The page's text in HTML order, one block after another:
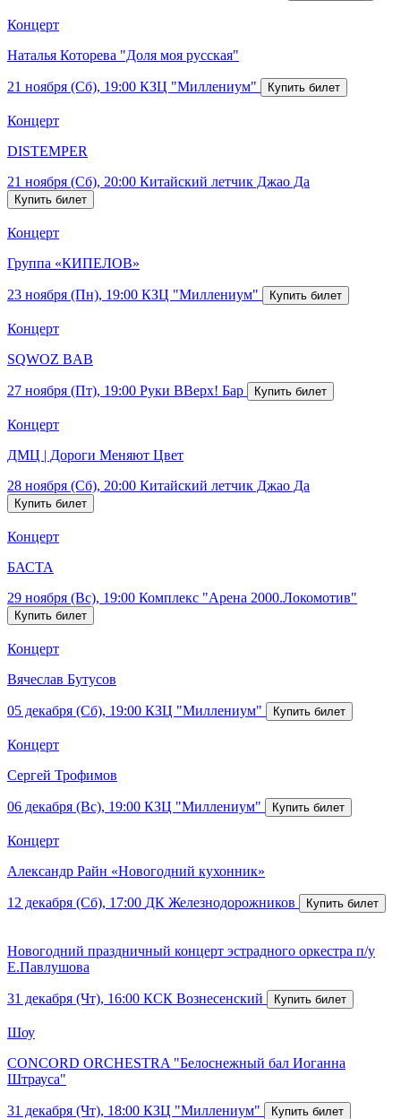
Концерт
Наталья Которева "Доля моя русская"
21 ноября (Сб), 19:00 КЗЦ "Миллениум"
Концерт
DISTEMPER
21 ноября (Сб), 20:00 Китайский летчик Джао Да
Концерт
Группа «КИПЕЛОВ»
23 ноября (Пн), 19:00 КЗЦ "Миллениум"
Концерт
SQWOZ BAB
27 ноября (Пт), 19:00 Руки ВВерх! Бар
Концерт
ДМЦ | Дороги Меняют Цвет
28 ноября (Сб), 20:00 Китайский летчик Джао Да
Концерт
БАСТА
29 ноября (Вс), 19:00 Комплекс "Арена 2000.Локомотив"
Концерт
Вячеслав Бутусов
05 декабря (Сб), 19:00 КЗЦ "Миллениум"
Концерт
Сергей Трофимов
06 декабря (Вс), 19:00 КЗЦ "Миллениум"
Концерт
Александр Райн «Новогодний кухонник»
12 декабря (Сб), 17:00 ДК Железнодорожников
Новогодний праздничный концерт эстрадного оркестра п/у
Е.Павлушова
31 декабря (Чт), 16:00 КСК Вознесенский
Шоу
CONCORD ORCHESTRA "Белоснежный бал Иоганна
Штрауса"
31 декабря (Чт), 18:00 КЗЦ "Миллениум"